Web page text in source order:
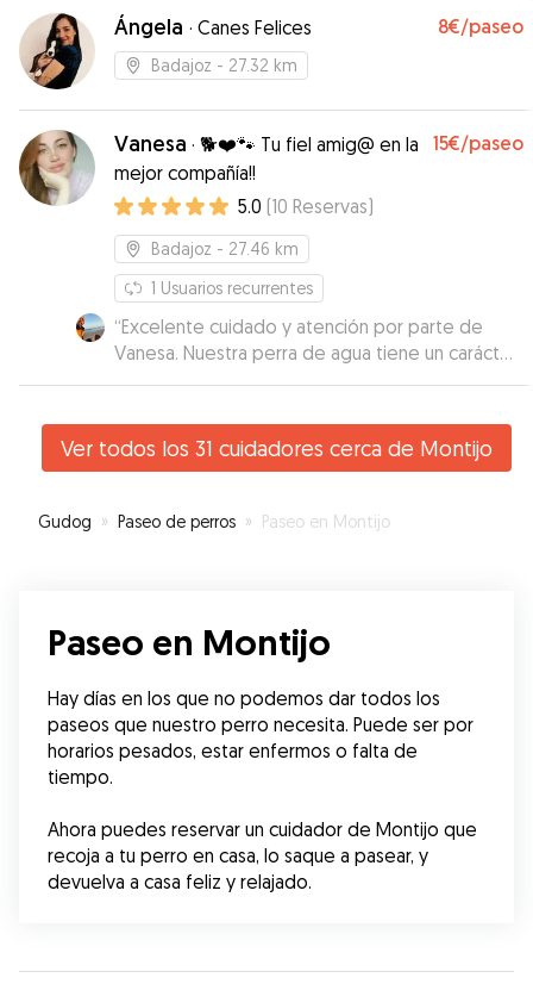
todo perfecto con ella.
Ángela · Canes Felices 8€/paseo
Badajoz - 27.32 km
Vanesa · 🐕❤️🐾 Tu fiel amig@ en la
mejor compañía!!
15€/paseo
5.0 (10 Reservas)
Badajoz - 27.46 km
1 Usuarios recurrentes
“Excelente cuidado y atención por parte de
Vanesa. Nuestra perra de agua tiene un carácter
muy reservado y le cuesta coger confianza,
ella. Además supo adaptarse a nuestras
necesidades de horarios. Totalmente
dudarlo.
Ver todos los 31 cuidadores cerca de Montijo
Gudog » Paseo de perros » Paseo en Montijo
Paseo en Montijo
Hay días en los que no podemos dar todos los
paseos que nuestro perro necesita. Puede ser por
horarios pesados, estar enfermos o falta de
tiempo.
Ahora puedes reservar un cuidador de Montijo que
recoja a tu perro en casa, lo saque a pasear, y
devuelva a casa feliz y relajado.